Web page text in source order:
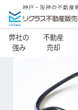
弊社の
強み
不動産
売却